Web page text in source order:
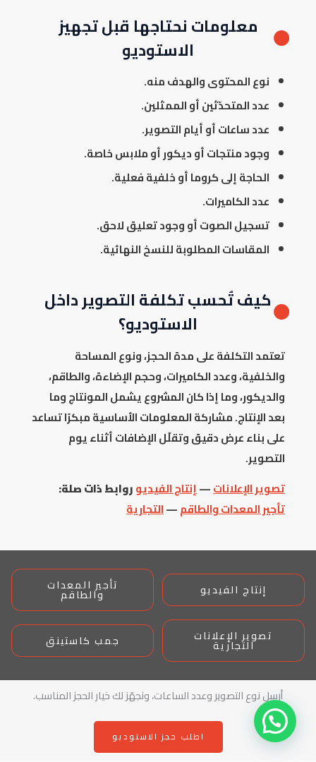
معلومات نحتاجها قبل تجهيز
الاستوديو
نوع المحتوى والهدف منه.
عدد المتحدّثين أو الممثلين.
عدد ساعات أو أيام التصوير.
وجود منتجات أو ديكور أو ملابس خاصة.
الحاجة إلى كروما أو خلفية فعلية.
عدد الكاميرات.
تسجيل الصوت أو وجود تعليق لاحق.
المقاسات المطلوبة للنسخ النهائية.
كيف تُحسب تكلفة التصوير داخل
الاستوديو؟
تعتمد التكلفة على مدة الحجز، ونوع المساحة
والخلفية، وعدد الكاميرات، وحجم الإضاءة، والطاقم،
والديكور، وما إذا كان المشروع يشمل المونتاج وما
بعد الإنتاج. مشاركة المعلومات الأساسية مبكرًا تساعد
على بناء عرض دقيق وتقلّل الإضافات أثناء يوم
التصوير.
روابط ذات صلة:إنتاج الفيديو—تصوير الإعلانات
التجارية—تأجير المعدات والطاقم
إنتاج الفيديو تأجير المعدات
والطاقم
تصوير الإعلانات
التجارية جمب كاستينق
أرسل نوع التصوير وعدد الساعات، ونجهّز لك خيار الحجز المناسب.
اطلب حجز الاستوديو